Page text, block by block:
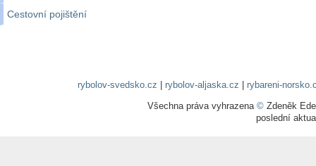
Cestovní pojištění
rybolov-svedsko.cz rybolov-aljaska.cz
rybareni-
Všechna práva vyhrazena © Zdeněk
poslední